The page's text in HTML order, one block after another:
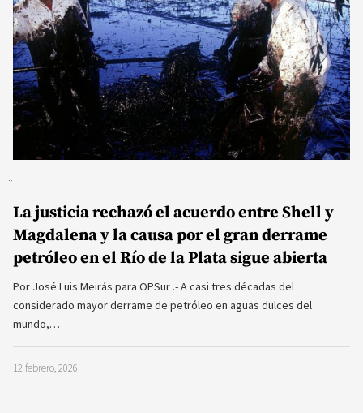
La justicia rechazó el acuerdo entre Shell y
Magdalena y la causa por el gran derrame
petróleo en el Río de la Plata sigue abierta
Por José Luis Meirás para OPSur .- A casi tres décadas del
considerado mayor derrame de petróleo en aguas dulces del
mundo,…
12 febrero, 2026